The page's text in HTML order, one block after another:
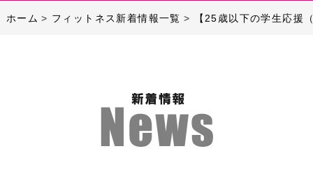
ホーム フィットネス新着情報一覧 【25歳以下の学生応援